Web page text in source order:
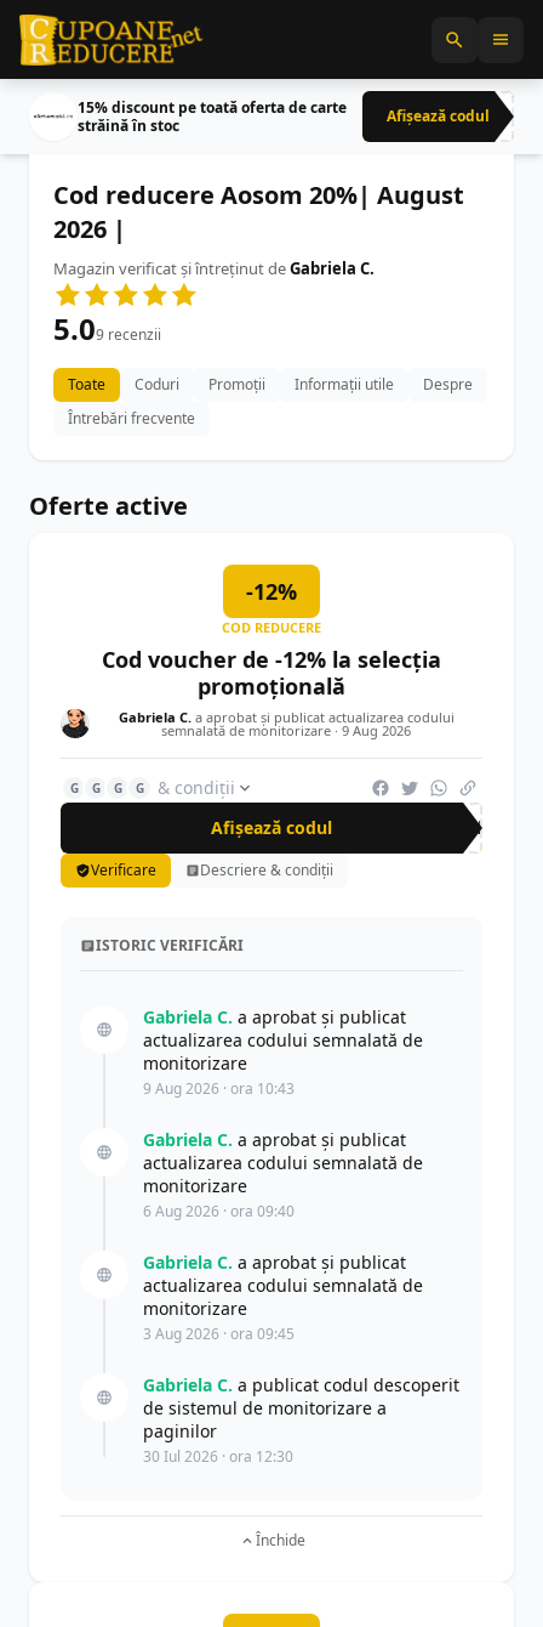
15% discount pe toată oferta de carte
străină în stoc
Afișează codulCRN
Cod reducere Aosom 20%| August
2026 |
Magazin verificat și întreținut deGabriela C.
5.09 recenzii
Toate Coduri Promoții Informații utile
Despre
Întrebări frecvente
Oferte active
-12%
COD REDUCERE
Cod voucher de -12% la selecția
promoțională
Gabriela C.a aprobat și publicat actualizarea codului
semnalată de monitorizare · 9 Aug 2026
G G G G
& condiții
Afișează codul
SUN
Verificare Descriere & condiții
ISTORIC VERIFICĂRI
Gabriela C. a aprobat și publicat
actualizarea codului semnalată de
monitorizare
9 Aug 2026 · ora 10:43
Gabriela C. a aprobat și publicat
actualizarea codului semnalată de
monitorizare
6 Aug 2026 · ora 09:40
Gabriela C. a aprobat și publicat
actualizarea codului semnalată de
monitorizare
3 Aug 2026 · ora 09:45
Gabriela C. a publicat codul descoperit
de sistemul de monitorizare a
paginilor
30 Iul 2026 · ora 12:30
Închide